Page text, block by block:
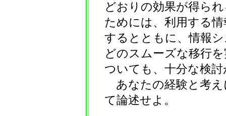
どおりの効果が得ら
ためには、利用する
するとともに、情報
どのスムーズな移行
ついても、十分な検
あなたの経験と考え
て論述せよ。